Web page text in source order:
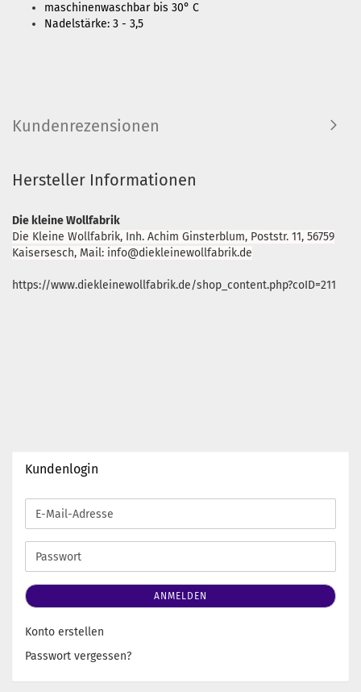
maschinenwaschbar bis 30° C
Nadelstärke: 3 - 3,5
Kundenrezensionen
Hersteller Informationen
Die kleine Wollfabrik
Die Kleine Wollfabrik, Inh. Achim Ginsterblum, Poststr. 11, 56759
Kaisersesch, Mail: info@diekleinewollfabrik.de
https://www.diekleinewollfabrik.de/shop_content.php?coID=211
Kundenlogin
E-
Mail-
Adresse
Passwort
ANMELDEN
Konto erstellen
Passwort vergessen?